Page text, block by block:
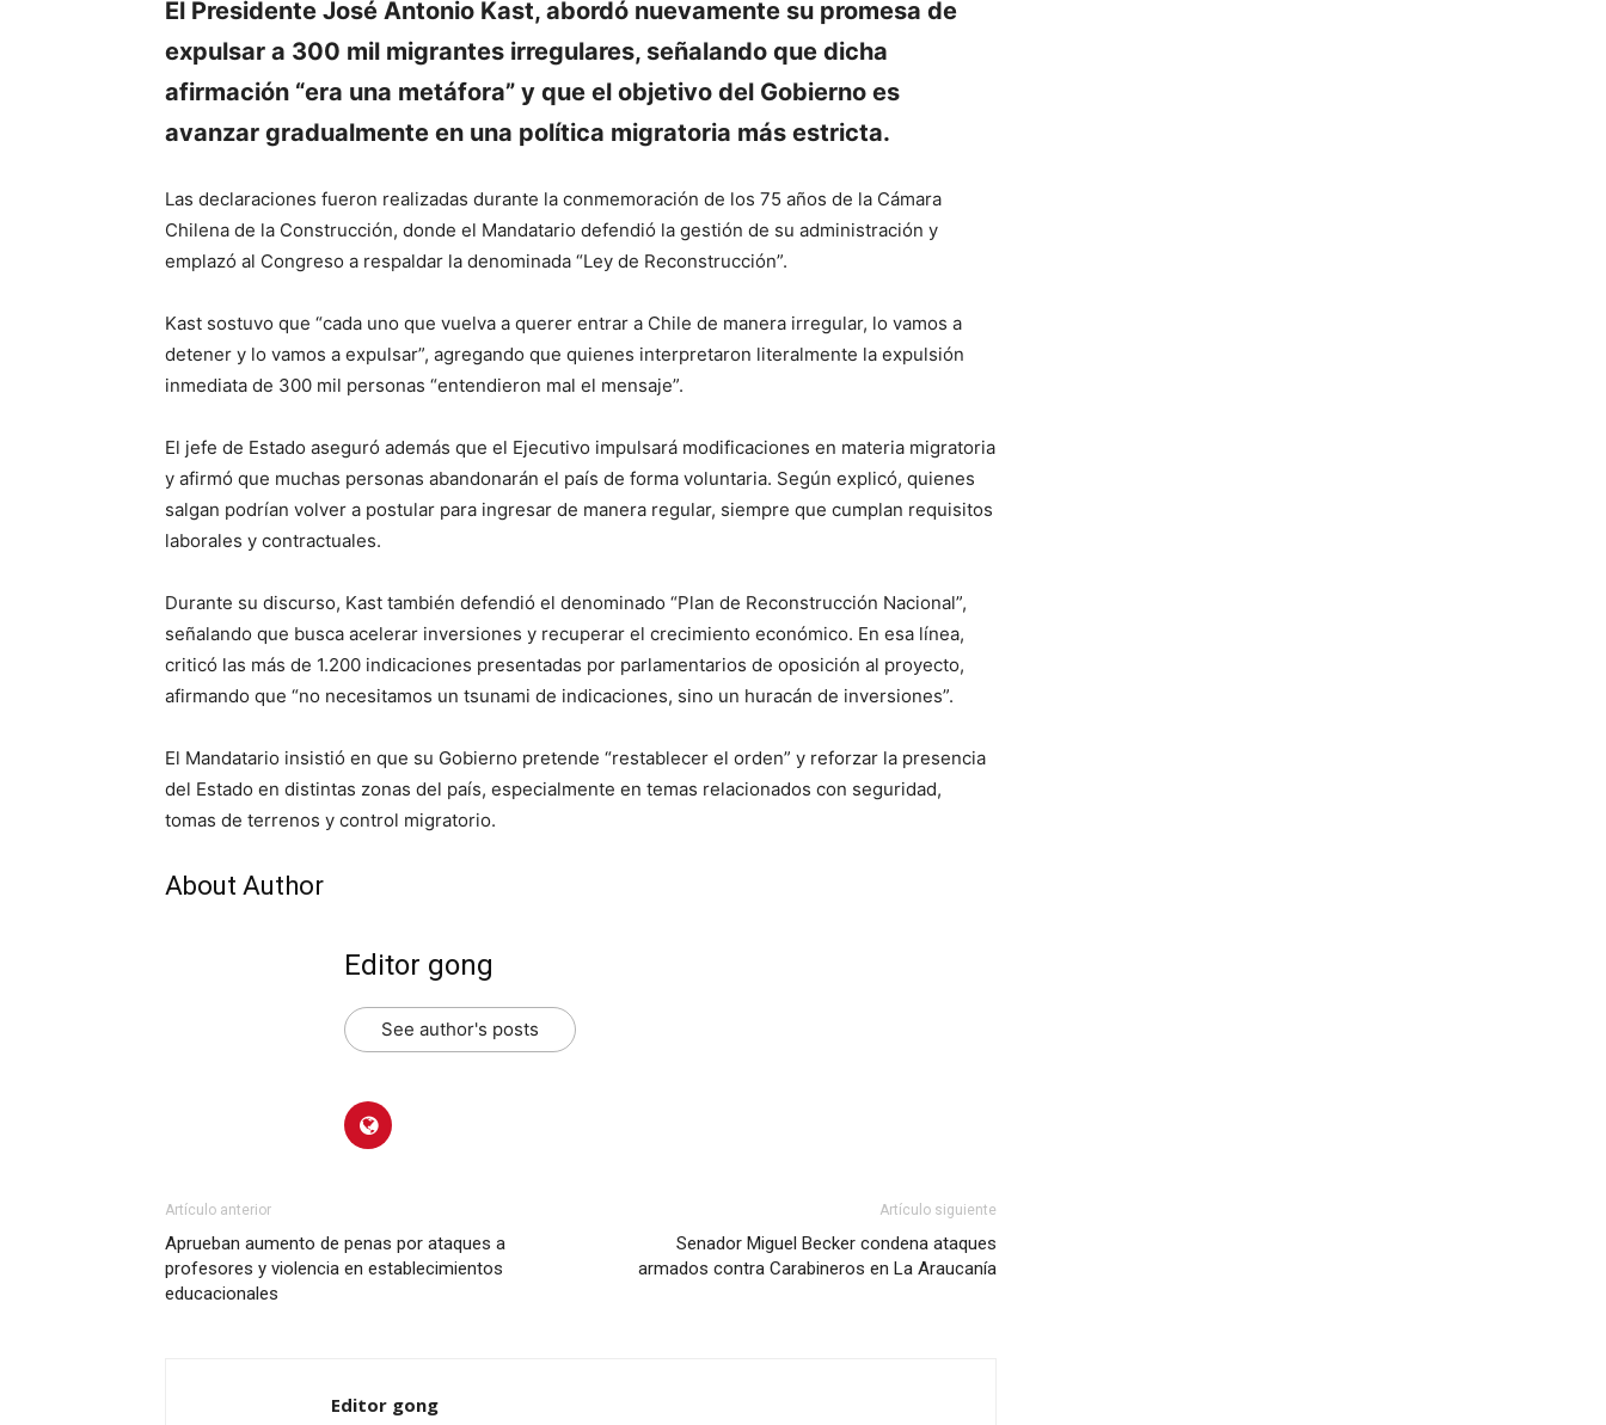
El Presidente José Antonio Kast, abordó nuevamente su promesa de
expulsar a 300 mil migrantes irregulares, señalando que dicha
afirmación “era una metáfora” y que el objetivo del Gobierno es
avanzar gradualmente en una política migratoria más estricta.
Las declaraciones fueron realizadas durante la conmemoración de los 75 años de la Cámara
Chilena de la Construcción, donde el Mandatario defendió la gestión de su administración y
emplazó al Congreso a respaldar la denominada “Ley de Reconstrucción”.
Kast sostuvo que “cada uno que vuelva a querer entrar a Chile de manera irregular, lo vamos a
detener y lo vamos a expulsar”, agregando que quienes interpretaron literalmente la expulsión
inmediata de 300 mil personas “entendieron mal el mensaje”.
El jefe de Estado aseguró además que el Ejecutivo impulsará modificaciones en materia migratoria
y afirmó que muchas personas abandonarán el país de forma voluntaria. Según explicó, quienes
salgan podrían volver a postular para ingresar de manera regular, siempre que cumplan requisitos
laborales y contractuales.
Durante su discurso, Kast también defendió el denominado “Plan de Reconstrucción Nacional”,
señalando que busca acelerar inversiones y recuperar el crecimiento económico. En esa línea,
criticó las más de 1.200 indicaciones presentadas por parlamentarios de oposición al proyecto,
afirmando que “no necesitamos un tsunami de indicaciones, sino un huracán de inversiones”.
El Mandatario insistió en que su Gobierno pretende “restablecer el orden” y reforzar la presencia
del Estado en distintas zonas del país, especialmente en temas relacionados con seguridad,
tomas de terrenos y control migratorio.
About Author
Editor gong
See author's posts
Artículo anterior
Aprueban aumento de penas por ataques a
profesores y violencia en establecimientos
educacionales
Artículo siguiente
Senador Miguel Becker condena ataques
armados contra Carabineros en La Araucanía
Editor gong